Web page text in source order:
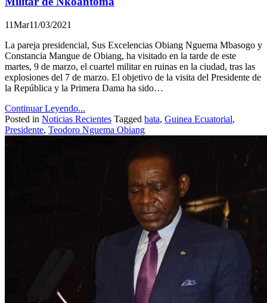
11Mar11/03/2021
La pareja presidencial, Sus Excelencias Obiang Nguema Mbasogo y
Constancia Mangue de Obiang, ha visitado en la tarde de este
martes, 9 de marzo, el cuartel militar en ruinas en la ciudad, tras las
explosiones del 7 de marzo. El objetivo de la visita del Presidente de
la República y la Primera Dama ha sido…
Continuar Leyendo...
Posted in Noticias Recientes Tagged bata, Guinea Ecuatorial,
Presidente, Teodoro Nguema Obiang